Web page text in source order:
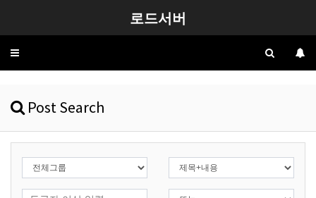
로드서버
Toggle
Post Search